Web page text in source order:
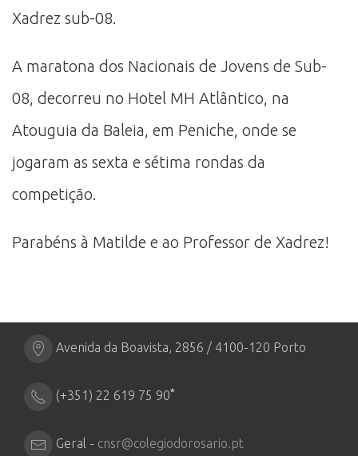
Xadrez sub-08.
A maratona dos Nacionais de Jovens de Sub-
08, decorreu no Hotel MH Atlântico, na
Atouguia da Baleia, em Peniche, onde se
jogaram as sexta e sétima rondas da
competição.
Parabéns à Matilde e ao Professor de Xadrez!
Avenida da Boavista, 2856 / 4100-120 Porto
(+351) 22 619 75 90*
Geral - cnsr@colegiodorosario.pt